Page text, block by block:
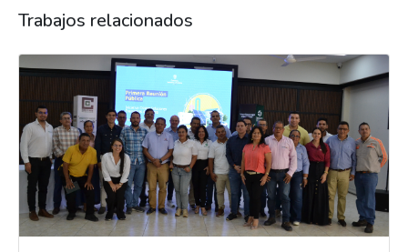
Trabajos relacionados